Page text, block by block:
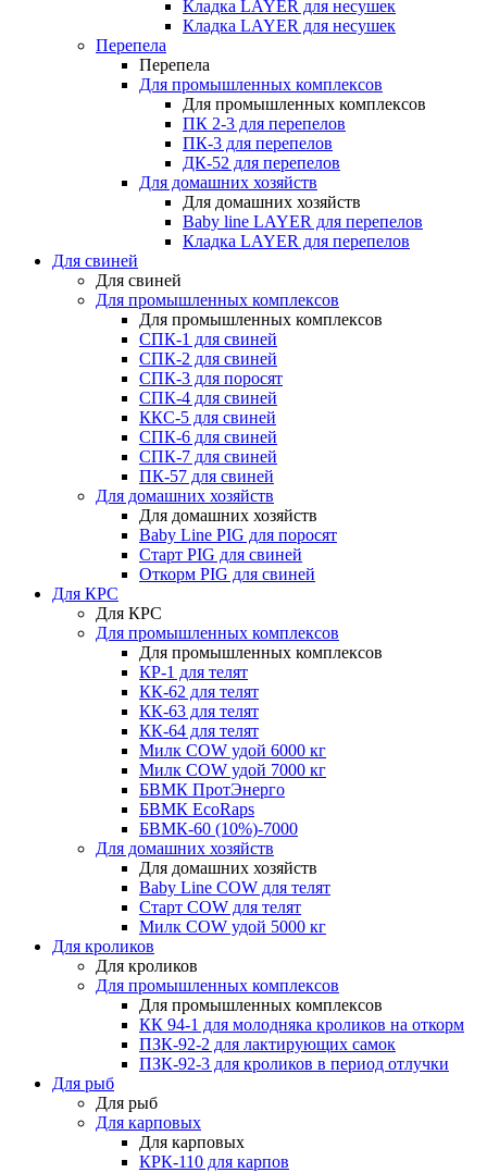
Кладка LAYER для несушек
Кладка LAYER для несушек
Перепела
Перепела
Для промышленных комплексов
Для промышленных комплексов
ПК 2-3 для перепелов
ПК-3 для перепелов
ДК-52 для перепелов
Для домашних хозяйств
Для домашних хозяйств
Baby line LAYER для перепелов
Кладка LAYER для перепелов
Для свиней
Для свиней
Для промышленных комплексов
Для промышленных комплексов
СПК-1 для свиней
СПК-2 для свиней
СПК-3 для поросят
СПК-4 для свиней
ККС-5 для свиней
СПК-6 для свиней
СПК-7 для свиней
ПК-57 для свиней
Для домашних хозяйств
Для домашних хозяйств
Baby Line PIG для поросят
Старт PIG для свиней
Откорм PIG для свиней
Для КРС
Для КРС
Для промышленных комплексов
Для промышленных комплексов
КР-1 для телят
КК-62 для телят
КК-63 для телят
КК-64 для телят
Милк COW удой 6000 кг
Милк COW удой 7000 кг
БВМК ПротЭнерго
БВМК EcoRaps
БВМК-60 (10%)-7000
Для домашних хозяйств
Для домашних хозяйств
Baby Line COW для телят
Старт COW для телят
Милк COW удой 5000 кг
Для кроликов
Для кроликов
Для промышленных комплексов
Для промышленных комплексов
КК 94-1 для молодняка кроликов на откорм
ПЗК-92-2 для лактирующих самок
ПЗК-92-3 для кроликов в период отлучки
Для рыб
Для рыб
Для карповых
Для карповых
КРК-110 для карпов